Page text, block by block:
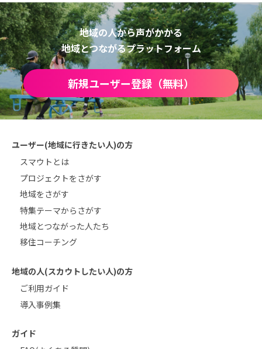
地域の人から声がかかる
地域とつながるプラットフォーム
新規ユーザー登録（無料）
ユーザー(地域に行きたい人)の方
スマウトとは
プロジェクトをさがす
地域をさがす
特集テーマからさがす
地域とつながった人たち
移住コーチング
地域の人(スカウトしたい人)の方
ご利用ガイド
導入事例集
ガイド